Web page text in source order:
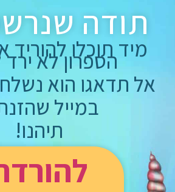
תודה
מיד תוכלו
הספרון לא
אל תדאגו הוא
במייל
תיהנו!